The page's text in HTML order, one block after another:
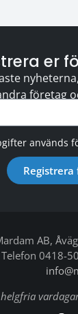
er
företag
används
AB,
Telefon 0418-